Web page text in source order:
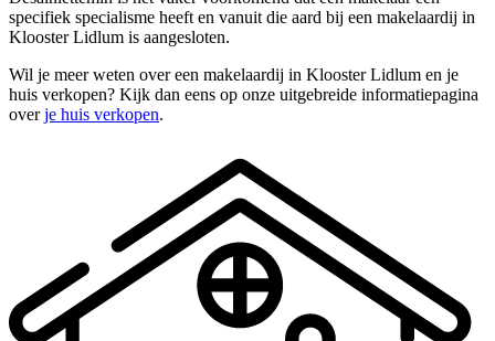
specifiek specialisme heeft en vanuit die aard bij een makelaardij in
Klooster Lidlum is aangesloten.
Wil je meer weten over een makelaardij in Klooster Lidlum en je
huis verkopen? Kijk dan eens op onze uitgebreide informatiepagina
overje huis verkopen.